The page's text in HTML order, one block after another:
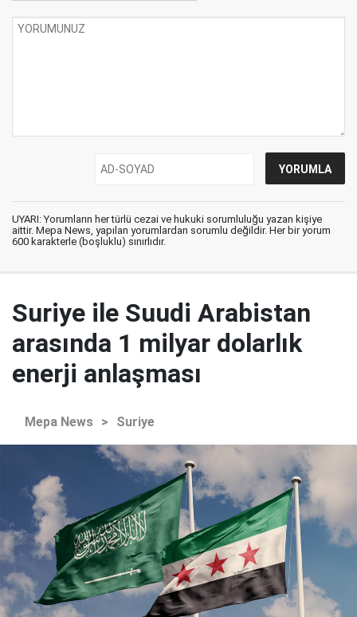
UYARI: Yorumların her türlü cezai ve hukuki sorumluluğu yazan kişiye
aittir. Mepa News, yapılan yorumlardan sorumlu değildir. Her bir yorum
600 karakterle (boşluklu) sınırlıdır.
Suriye ile Suudi Arabistan
arasında 1 milyar dolarlık
enerji anlaşması
Mepa News > Suriye